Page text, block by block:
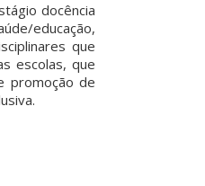
docência
educação,
que
escolas, que
promoção de